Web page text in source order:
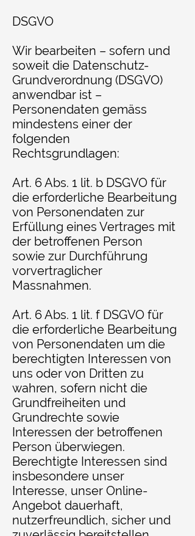
DSGVO
Wir bearbeiten – sofern und
soweit die Datenschutz-
Grundverordnung (DSGVO)
anwendbar ist –
Personendaten gemäss
mindestens einer der
folgenden
Rechtsgrundlagen:
Art. 6 Abs. 1 lit. b DSGVO für
die erforderliche Bearbeitung
von Personendaten zur
Erfüllung eines Vertrages mit
der betroffenen Person
sowie zur Durchführung
vorvertraglicher
Massnahmen.
Art. 6 Abs. 1 lit. f DSGVO für
die erforderliche Bearbeitung
von Personendaten um die
berechtigten Interessen von
uns oder von Dritten zu
wahren, sofern nicht die
Grundfreiheiten und
Grundrechte sowie
Interessen der betroffenen
Person überwiegen.
Berechtigte Interessen sind
insbesondere unser
Interesse, unser Online-
Angebot dauerhaft,
nutzerfreundlich, sicher und